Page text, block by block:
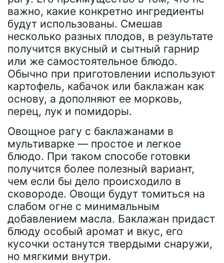
важно, какие конкретно ингредиенты
будут использованы. Смешав
несколько разных плодов, в результате
получится вкусный и сытный гарнир
или же самостоятельное блюдо.
Обычно при приготовлении используют
картофель, кабачок или баклажан как
основу, а дополняют ее морковь,
перец, лук и помидоры.
Овощное рагу с баклажанами в
мультиварке — простое и легкое
блюдо. При таком способе готовки
получится более полезный вариант,
чем если бы дело происходило в
сковороде. Овощи будут томиться на
слабом огне с минимальным
добавлением масла. Баклажан придаст
блюду особый аромат и вкус, его
кусочки останутся твердыми снаружи,
но мягкими внутри.